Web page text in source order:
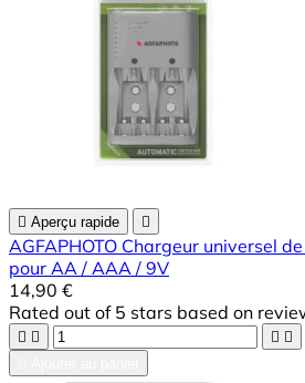
 Aperçu rapide 
AGFAPHOTO Chargeur universel
pour AA / AAA / 9V
14,90 €
Rated out of 5 stars based on
   